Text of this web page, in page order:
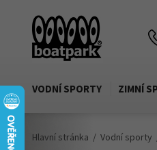
VODNÍ SPORTY ZIMNÍ
Hlavní stránka Vodní sporty